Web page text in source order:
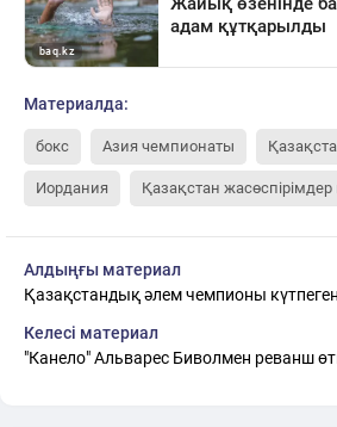
Материалда:
бокс Азия чемпионаты
Иордания Қазақстан
Алдыңғы материал
Қазақстандық әлем чемпионы
Келесі материал
"Канело" Альварес Биволмен реванш